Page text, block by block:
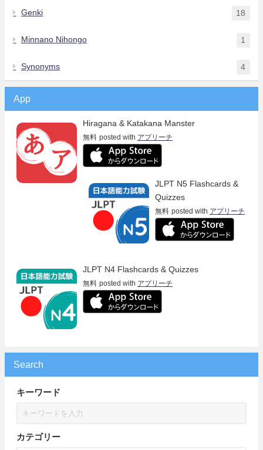
Genki 18
Minnano Nihongo 1
Synonyms 4
App
Hiragana & Katakana Manster
無料 posted with アプリーチ
JLPT N5 Flashcards &
Quizzes
無料 posted with アプリーチ
JLPT N4 Flashcards & Quizzes
無料 posted with アプリーチ
Search
キーワード
カテゴリー